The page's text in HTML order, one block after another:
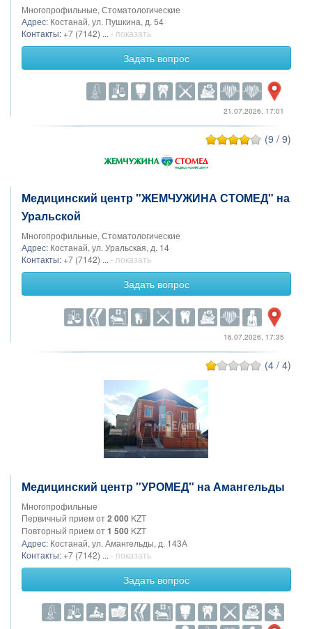
Многопрофильные, Стоматологические
Адрес: Костанай, ул. Пушкина, д. 54
Контакты: +7 (7142) ... - показать
Задать вопрос
21.07.2026, 17:01
(9 / 9)
Медицинский центр "ЖЕМЧУЖИНА СТОМЕД" на
Уральской
Многопрофильные, Стоматологические
Адрес: Костанай, ул. Уральская, д. 14
Контакты: +7 (7142) ... - показать
Задать вопрос
16.07.2026, 17:35
(4 / 4)
Медицинский центр "УРОМЕД" на Амангельды
Многопрофильные
Первичный прием от2 000 KZT
Повторный прием от1 500 KZT
Адрес: Костанай, ул. Амангельды, д. 143А
Контакты: +7 (7142) ... - показать
Задать вопрос